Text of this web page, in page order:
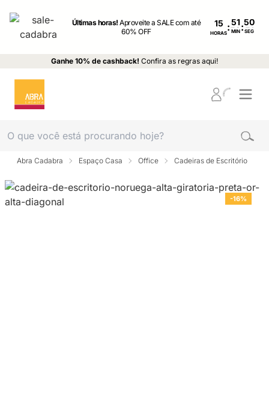
Últimas horas!Aproveite a SALE com até
60% OFF
15
HORAS: MIN : SEG
Ganhe 10% de cashback! Confira as regras aqui!
Abra Cadabra Espaço Casa Office Cadeiras de Escritório
-16%